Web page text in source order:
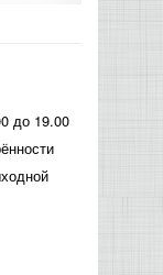
до 19.00